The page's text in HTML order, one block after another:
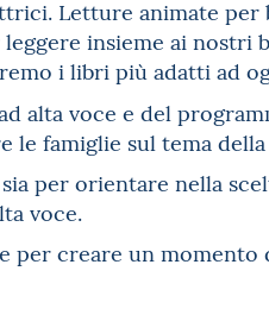
Letture animate per
insieme ai nostri
i libri più adatti ad
alta voce e del
le famiglie sul tema
per orientare nella
voce.
per creare un